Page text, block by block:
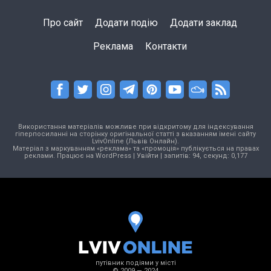
Про сайт Додати подію Додати заклад
Реклама Контакти
Використання матеріалів можливе при відкритому для індексування
гіперпосиланні на сторінку оригінальної статті з вказанням імені сайту
LvivOnline (Львів Онлайн).
Матеріал з маркуванням «реклама» та «промоція» публікується на правах
реклами. Працює на WordPress| Увійти | запитів: 94, секунд: 0,177
путівник подіями у місті